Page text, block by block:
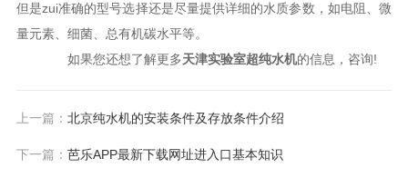
但是zui准确的型号选择还是尽量提供详细的水质参数，如电阻、微
量元素、细菌、总有机碳水平等。
如果您还想了解更多天津实验室超纯水机的信息，咨询!
上一篇： 北京纯水机的安装条件及存放条件介绍
下一篇： 芭乐APP最新下载网址进入口基本知识